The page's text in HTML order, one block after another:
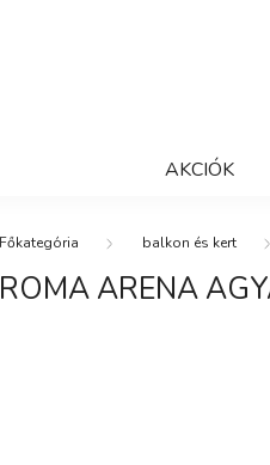
AKCIÓK
balkon és kert
ROMA ARENA